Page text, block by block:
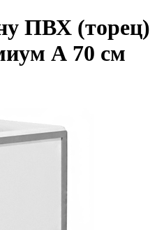
ПВХ (торец)
А 70 см